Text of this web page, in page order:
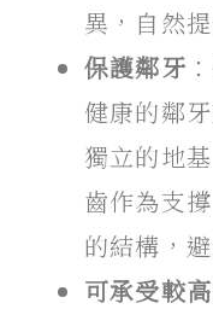
異，自然
保護鄰牙
健康的鄰
獨立的地
齒作為支
的結構，
可承受較